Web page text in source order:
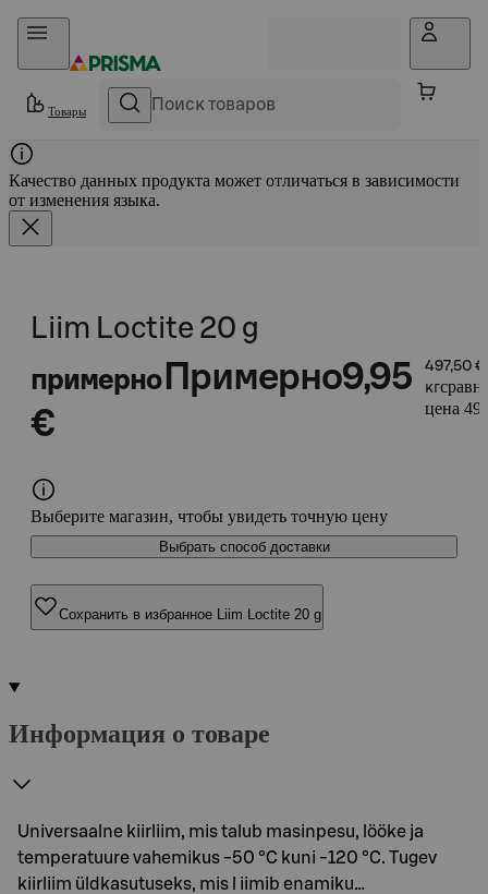
Прыгать в контент
Товары
Качество данных продукта может отличаться в зависимости
от изменения языка.
Liim Loctite 20 g
примерно Примерно9,95
€
497,50
кг
цена
Выберите магазин, чтобы увидеть точную цену
Выбрать способ доставки
Сохранить в избранное Liim Loctite 20 g
Информация о товаре
Universaalne kiirliim, mis talub masinpesu, lööke ja
temperatuure vahemikus -50 °C kuni -120 °C. Tugev
kiirliim üldkasutuseks, mis l iimib enamiku…